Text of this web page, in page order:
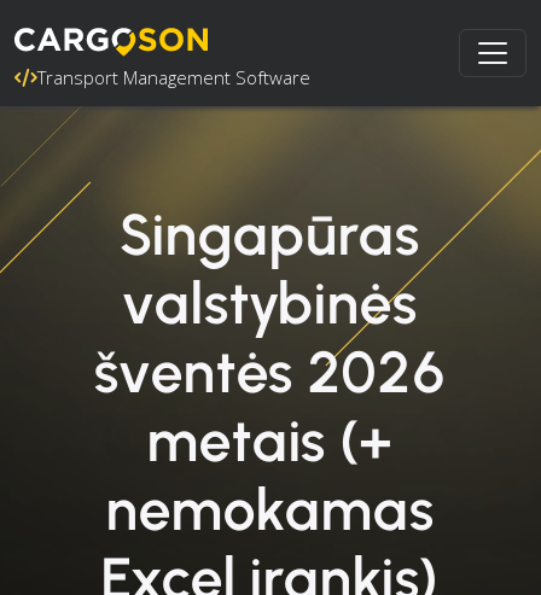
Transport Management Software
Singapūras
valstybinės
šventės 2026
metais (+
nemokamas
Excel įrankis)